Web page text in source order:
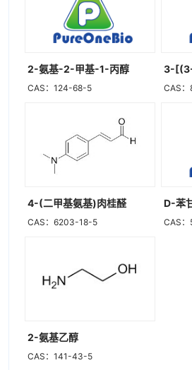
2-氨基-2-甲基-1-丙醇
CAS：124-68-5 CAS
4-(二甲基氨基)肉桂醛
CAS：6203-18-5
D-苯
CAS
2-氨基乙醇
CAS：141-43-5